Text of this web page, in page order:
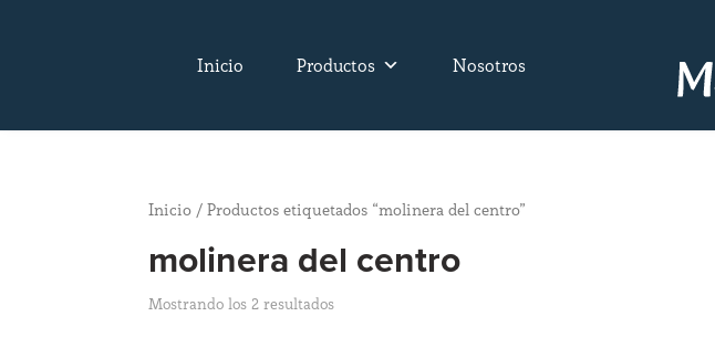
Inicio Productos Nosotros
Inicio / Productos etiquetados “molinera del centro”
molinera del centro
Mostrando los 2 resultados